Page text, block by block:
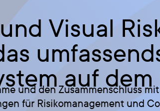
Visual
auf
und den Zusammenschluss
für Risikomanagement und